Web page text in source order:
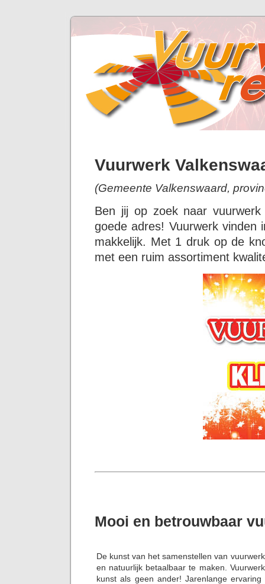
Vuurwerk
(Gemeente Valkenswaard,
Ben jij op zoek naar
goede adres! Vuurwerk vinden
makkelijk. Met 1 druk op de
met een ruim assortiment
Mooi en betrouwbaar
De kunst van het samenstellen van
en natuurlijk betaalbaar te maken.
kunst als geen ander! Jarenlange